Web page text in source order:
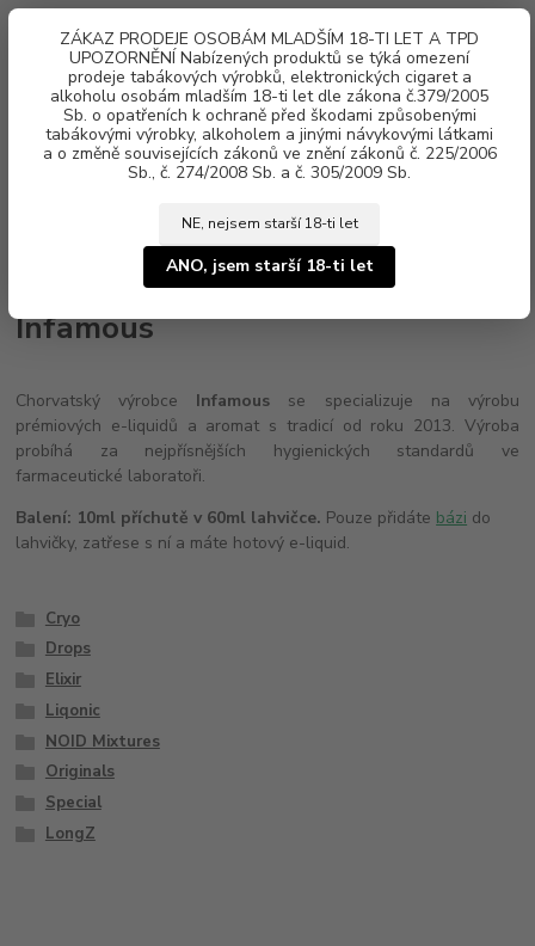
ZÁKAZ PRODEJE OSOBÁM MLADŠÍM 18-TI LET A TPD
UPOZORNĚNÍ Nabízených produktů se týká omezení
prodeje tabákových výrobků, elektronických cigaret a
alkoholu osobám mladším 18-ti let dle zákona č.379/2005
Sb. o opatřeních k ochraně před škodami způsobenými
tabákovými výrobky, alkoholem a jinými návykovými látkami
a o změně souvisejících zákonů ve znění zákonů č. 225/2006
Sb., č. 274/2008 Sb. a č. 305/2009 Sb.
NE, nejsem starší 18-ti let
ANO, jsem starší 18-ti let
Menu
za0 Kč
Infamous
Chorvatský výrobce Infamous se specializuje na výrobu
prémiových e-liquidů a aromat s tradicí od roku 2013. Výroba
probíhá za nejpřísnějších hygienických standardů ve
farmaceutické laboratoři.
Balení: 10ml příchutě v 60ml lahvičce. Pouze přidáte bázi do
lahvičky, zatřese s ní a máte hotový e-liquid.
Cryo
Drops
Elixir
Liqonic
NOID Mixtures
Originals
Special
LongZ